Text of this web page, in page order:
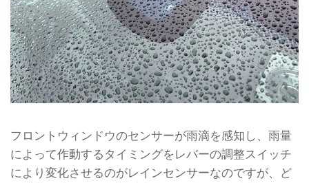
フロントウィンドウのセンサーが雨滴を感知し、雨量
によって作動するタイミングをレバーの調整スイッチ
により変化させるのがレインセンサーなのですが、ど